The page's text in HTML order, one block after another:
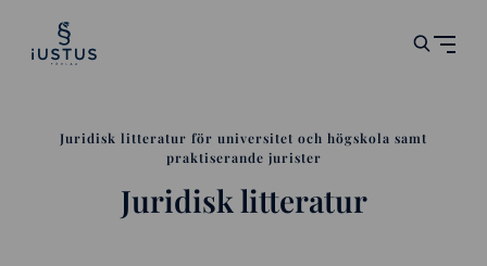
Juridisk litteratur för universitet och högskola samt
praktiserande jurister
Juridisk litteratur